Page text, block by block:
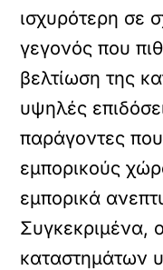
ισχυρότερη σε
γεγονός που
βελτίωση της
υψηλές
παράγοντες
εμπορικούς
εμπορικά
Συγκεκριμένα,
καταστημάτων